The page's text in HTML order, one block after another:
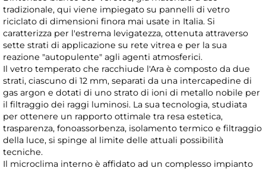
tradizionale, qui viene impiegato su pannelli di vetro
riciclato di dimensioni finora mai usate in Italia. Si
caratterizza per l'estrema levigatezza, ottenuta attraverso
sette strati di applicazione su rete vitrea e per la sua
reazione "autopulente" agli agenti atmosferici.
Il vetro temperato che racchiude l'Ara è composto da due
strati, ciascuno di 12 mm, separati da una intercapedine di
gas argon e dotati di uno strato di ioni di metallo nobile per
il filtraggio dei raggi luminosi. La sua tecnologia, studiata
per ottenere un rapporto ottimale tra resa estetica,
trasparenza, fonoassorbenza, isolamento termico e filtraggio
della luce, si spinge al limite delle attuali possibilità
tecniche.
Il microclima interno è affidato ad un complesso impianto